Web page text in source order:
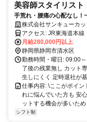
美容師スタイリスト
手荒れ・腰痛の心配なし！
さんも歓迎！
株式会社サンキューカ
アクセス: JR東海
月給280,000円以上
静岡県静岡市清水区
勤務時間・曜日: 09:00
了後の残業無し カット
生しにくく 定時退社が
仕事内容: \ここがポイ
れに悩んでいた方も 安
ットする機会が多いた
シフト制